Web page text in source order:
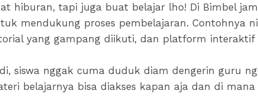
hiburan, tapi juga buat belajar lho! Di Bimbel
mendukung proses pembelajaran. Contohnya
yang gampang diikuti, dan platform interaktif
siswa nggak cuma duduk diam dengerin guru
belajarnya bisa diakses kapan aja dan di